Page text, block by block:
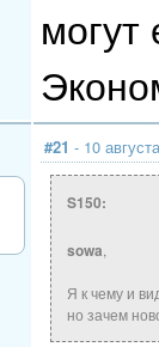
#21 - 10
S150:
sowa,
Я к чему и
но зачем